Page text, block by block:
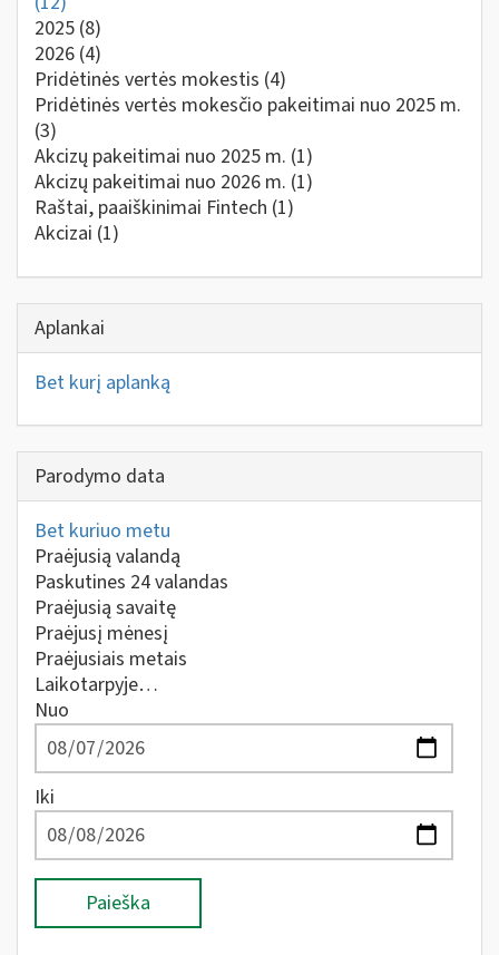
2025 (8)
2026 (4)
Pridėtinės vertės mokestis (4)
Pridėtinės vertės mokesčio pakeitimai nuo 2025 m.
(3)
Akcizų pakeitimai nuo 2025 m. (1)
Akcizų pakeitimai nuo 2026 m. (1)
Raštai, paaiškinimai Fintech (1)
Akcizai (1)
Aplankai
Bet kurį aplanką
Parodymo data
Bet kuriuo metu
Praėjusią valandą
Paskutines 24 valandas
Praėjusią savaitę
Praėjusį mėnesį
Praėjusiais metais
Laikotarpyje…
Nuo
Iki
Paieška